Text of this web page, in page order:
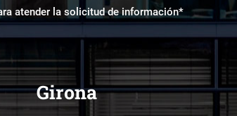
atender la solicitud de información*
Girona